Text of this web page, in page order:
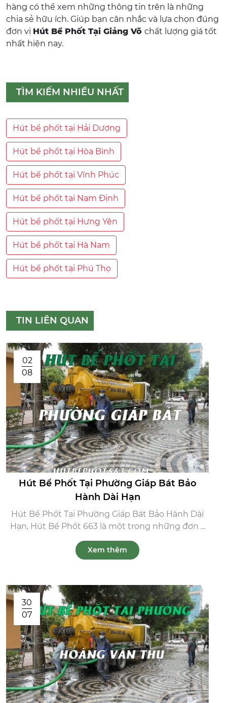
hàng có thể xem những thông tin trên là những
chia sẻ hữu ích. Giúp bạn cân nhắc và lựa chọn đúng
đơn vị Hút Bể Phốt Tại Giảng Võ chất lượng giá tốt
nhất hiện nay.
TÌM KIẾM NHIỀU NHẤT
Hút bể phốt tại Hải Dương
Hút bể phốt tại Hòa Bình
Hút bể phốt tại Vĩnh Phúc
Hút bể phốt tại Nam Định
Hút bể phốt tại Hưng Yên
Hút bể phốt tại Hà Nam
Hút bể phốt tại Phú Thọ
TIN LIÊN QUAN
02
08
Hút Bể Phốt Tại Phường Giáp Bát Bảo
Hành Dài Hạn
Hút Bể Phốt Tại Phường Giáp Bát Bảo Hành Dài
Hạn, Hút Bể Phốt 663 là một trong những đơn ...
Xem thêm
30
07